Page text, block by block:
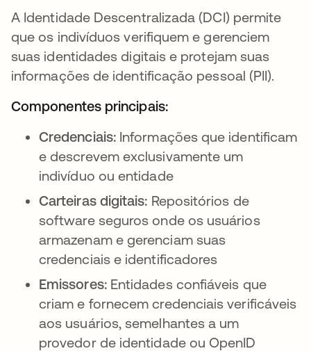
A Identidade Descentralizada (DCI) permite
que os indivíduos verifiquem e gerenciem
suas identidades digitais e protejam suas
informações de identificação pessoal (PII).
Componentes principais:
Credenciais:Informações que identificam
e descrevem exclusivamente um
indivíduo ou entidade
Carteiras digitais: Repositórios de
software seguros onde os usuários
armazenam e gerenciam suas
credenciais e identificadores
Emissores:Entidades confiáveis que
criam e fornecem credenciais verificáveis
aos usuários, semelhantes a um
provedor de identidade ou OpenID